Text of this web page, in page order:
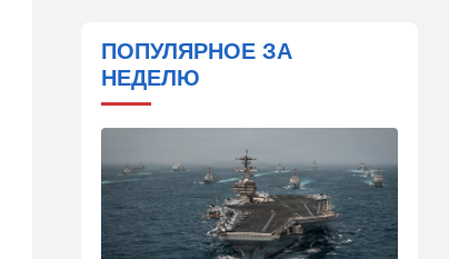
05:00 Транспорт
01:32 Израиль
Погода в Израиле на
пятницу, 7 августа
ПОПУЛЯРНОЕ ЗА
НЕДЕЛЮ